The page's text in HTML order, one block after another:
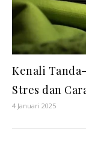
Kenali
Stres dan
4 Januari 2025